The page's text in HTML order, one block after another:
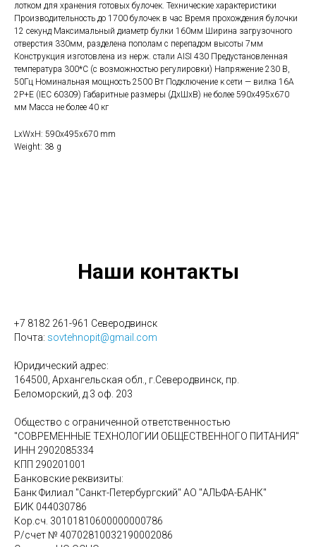
лотком для хранения готовых булочек. Технические характеристики
Производительность до 1700 булочек в час Время прохождения булочки
12 секунд Максимальный диаметр булки 160мм Ширина загрузочного
отверстия 330мм, разделена пополам с перепадом высоты 7мм
Конструкция изготовлена из нерж. стали AISI 430 Предустановленная
температура 300*С (с возможностью регулировки) Напряжение 230 В,
50Гц Номинальная мощность 2500 Вт Подключение к сети — вилка 16А
2P+E (IEC 60309) Габаритные размеры (ДхШхВ) не более 590х495х670
мм Масса не более 40 кг
LxWxH: 590x495x670 mm
Weight: 38 g
Наши контакты
+7 8182 261-961 Северодвинск
Почта: sovtehnopit@gmail.com
Юридический адрес:
164500, Архангельская обл., г.Северодвинск, пр.
Беломорский, д.3 оф. 203
Общество с ограниченной ответственностью
"СОВРЕМЕННЫЕ ТЕХНОЛОГИИ ОБЩЕСТВЕННОГО ПИТАНИЯ"
ИНН 2902085334
КПП 290201001
Банковские реквизиты:
Банк Филиал "Санкт-Петербургский" АО "АЛЬФА-БАНК"
БИК 044030786
Кор.сч. 30101810600000000786
Р/счет № 40702810032190002086